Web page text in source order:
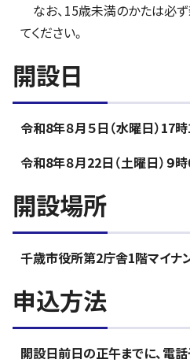
なお、15歳未満のかたは必
てください。
開設日
令和8年８月５日（水曜日）17
令和8年８月22日（土曜日）９
開設場所
千歳市役所第2庁舎1階マイナ
申込方法
開設日前日の正午までに、電話